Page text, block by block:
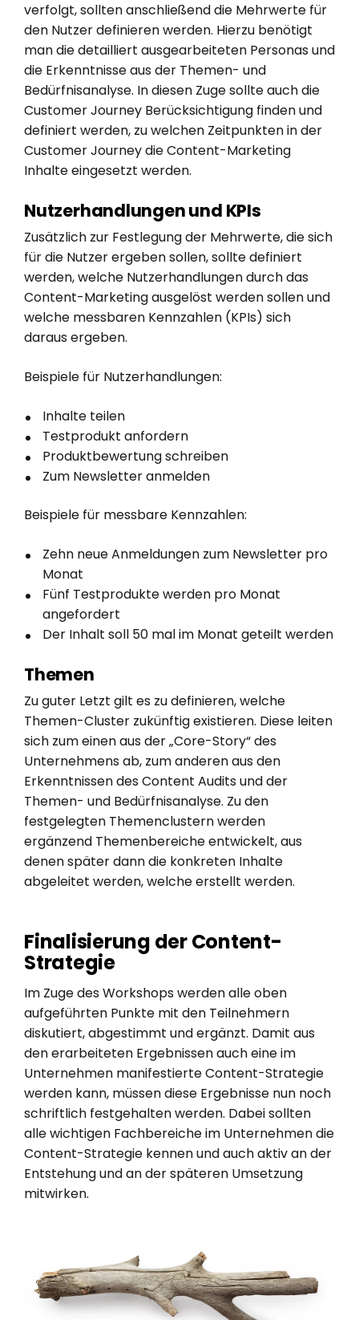
verfolgt, sollten anschließend die Mehrwerte für
den Nutzer definieren werden. Hierzu benötigt
man die detailliert ausgearbeiteten Personas und
die Erkenntnisse aus der Themen- und
Bedürfnisanalyse. In diesen Zuge sollte auch die
Customer Journey Berücksichtigung finden und
definiert werden, zu welchen Zeitpunkten in der
Customer Journey die Content-Marketing
Inhalte eingesetzt werden.
Nutzerhandlungen und KPIs
Zusätzlich zur Festlegung der Mehrwerte, die sich
für die Nutzer ergeben sollen, sollte definiert
werden, welche Nutzerhandlungen durch das
Content-Marketing ausgelöst werden sollen und
welche messbaren Kennzahlen (KPIs) sich
daraus ergeben.
Beispiele für Nutzerhandlungen:
Inhalte teilen
Testprodukt anfordern
Produktbewertung schreiben
Zum Newsletter anmelden
Beispiele für messbare Kennzahlen:
Zehn neue Anmeldungen zum Newsletter pro
Monat
Fünf Testprodukte werden pro Monat
angefordert
Der Inhalt soll 50 mal im Monat geteilt werden
Themen
Zu guter Letzt gilt es zu definieren, welche
Themen-Cluster zukünftig existieren. Diese leiten
sich zum einen aus der „Core-Story“ des
Unternehmens ab, zum anderen aus den
Erkenntnissen des Content Audits und der
Themen- und Bedürfnisanalyse. Zu den
festgelegten Themenclustern werden
ergänzend Themenbereiche entwickelt, aus
denen später dann die konkreten Inhalte
abgeleitet werden, welche erstellt werden.
Finalisierung der Content-
Strategie
Im Zuge des Workshops werden alle oben
aufgeführten Punkte mit den Teilnehmern
diskutiert, abgestimmt und ergänzt. Damit aus
den erarbeiteten Ergebnissen auch eine im
Unternehmen manifestierte Content-Strategie
werden kann, müssen diese Ergebnisse nun noch
schriftlich festgehalten werden. Dabei sollten
alle wichtigen Fachbereiche im Unternehmen die
Content-Strategie kennen und auch aktiv an der
Entstehung und an der späteren Umsetzung
mitwirken.